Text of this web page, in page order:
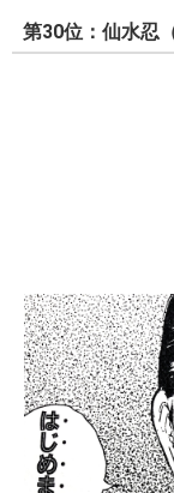
第30位：仙水忍